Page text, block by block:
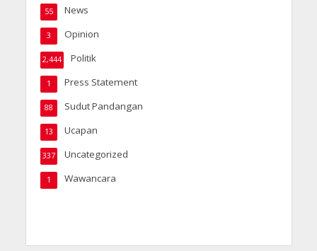
News
55
Opinion
3
Politik
2,444
Press Statement
1
Sudut Pandangan
88
Ucapan
13
Uncategorized
337
Wawancara
1